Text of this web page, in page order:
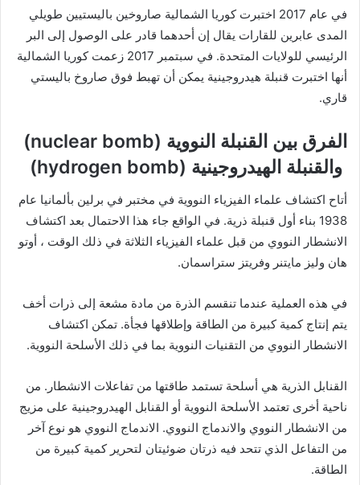
في عام 2017 اختبرت كوريا الشمالية صاروخين باليستيين طويلي
المدى عابرين للقارات يقال إن أحدهما قادر على الوصول إلى البر
الرئيسي للولايات المتحدة. في سبتمبر 2017 زعمت كوريا الشمالية
أنها اختبرت قنبلة هيدروجينية يمكن أن تهبط فوق صاروخ باليستي
قاري.
الفرق بين القنبلة النووية (nuclear bomb)
والقنبلة الهيدروجينية (hydrogen bomb)
أتاح اكتشاف علماء الفيزياء النووية في مختبر في برلين بألمانيا عام
1938 بناء أول قنبلة ذرية. في الواقع جاء هذا الاحتمال بعد اكتشاف
الانشطار النووي من قبل علماء الفيزياء الثلاثة في ذلك الوقت ، أوتو
هان وليز مايتنر وفريتز ستراسمان.
في هذه العملية عندما تنقسم الذرة من مادة مشعة إلى ذرات أخف
يتم إنتاج كمية كبيرة من الطاقة وإطلاقها فجأة. تمكن اكتشاف
الانشطار النووي من التقنيات النووية بما في ذلك الأسلحة النووية.
القنابل الذرية هي أسلحة تستمد طاقتها من تفاعلات الانشطار. من
ناحية أخرى تعتمد الأسلحة النووية أو القنابل الهيدروجينية على مزيج
من الانشطار النووي والاندماج النووي. الاندماج النووي هو نوع آخر
من التفاعل الذي تتحد فيه ذرتان ضوئيتان لتحرير كمية كبيرة من
الطاقة.